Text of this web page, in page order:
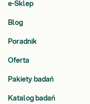
e-Sklep
Blog
Poradnik
Oferta
Pakiety badań
Katalog badań